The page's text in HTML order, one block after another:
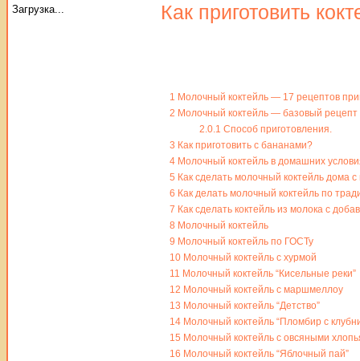
Как приготовить
1 Молочный коктейль — 17 рецептов
2 Молочный коктейль — базовый
2.0.1 Способ приготовления.
3 Как приготовить с бананами?
4 Молочный коктейль в домашних
5 Как сделать молочный коктейль дома
6 Как делать молочный коктейль по
7 Как сделать коктейль из молока с
8 Молочный коктейль
9 Молочный коктейль по ГОСТу
10 Молочный коктейль с хурмой
11 Молочный коктейль “Кисельные реки”
12 Молочный коктейль с маршмеллоу
13 Молочный коктейль “Детство”
14 Молочный коктейль “Пломбир с
15 Молочный коктейль с овсяными
16 Молочный коктейль “Яблочный пай”
Загрузка...